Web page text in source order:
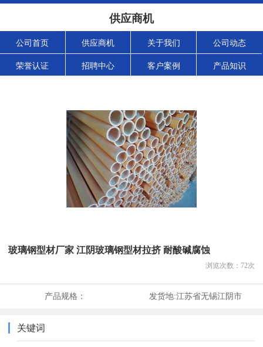
供应商机
公司首页 供应商机 关于我们 公司动态
荣誉认证 招聘中心 客户案例 产品知识
玻璃钢型材厂家 江阴玻璃钢型材拉挤 耐酸碱腐蚀
浏览次数： 72次
产品规格： 发货地:江苏省无锡江阴市
关键词